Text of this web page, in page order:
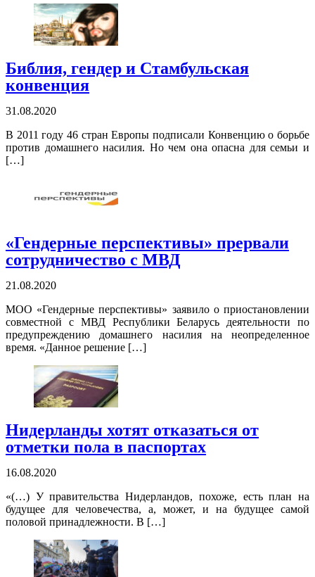
Библия, гендер и Стамбульская
конвенция
31.08.2020
В 2011 году 46 стран Европы подписали Конвенцию о борьбе
против домашнего насилия. Но чем она опасна для семьи и
[…]
«Гендерные перспективы» прервали
сотрудничество с МВД
21.08.2020
МОО «Гендерные перспективы» заявило о приостановлении
совместной с МВД Республики Беларусь деятельности по
предупреждению домашнего насилия на неопределенное
время. «Данное решение […]
Нидерланды хотят отказаться от
отметки пола в паспортах
16.08.2020
«(…) У правительства Нидерландов, похоже, есть план на
будущее для человечества, а, может, и на будущее самой
половой принадлежности. В […]